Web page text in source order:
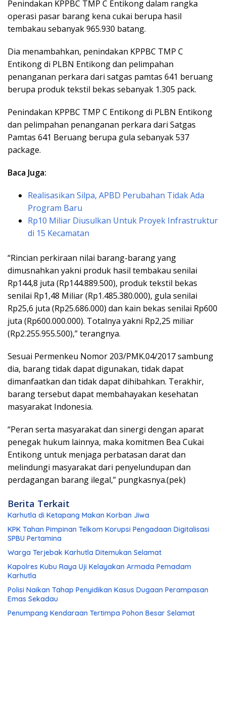
Penindakan KPPBC TMP C Entikong dalam rangka
operasi pasar barang kena cukai berupa hasil
tembakau sebanyak 965.930 batang.
Dia menambahkan, penindakan KPPBC TMP C
Entikong di PLBN Entikong dan pelimpahan
penanganan perkara dari satgas pamtas 641 beruang
berupa produk tekstil bekas sebanyak 1.305 pack.
Penindakan KPPBC TMP C Entikong di PLBN Entikong
dan pelimpahan penanganan perkara dari Satgas
Pamtas 641 Beruang berupa gula sebanyak 537
package.
Baca Juga:
Realisasikan Silpa, APBD Perubahan Tidak Ada
Program Baru
Rp10 Miliar Diusulkan Untuk Proyek Infrastruktur
di 15 Kecamatan
“Rincian perkiraan nilai barang-barang yang
dimusnahkan yakni produk hasil tembakau senilai
Rp144,8 juta (Rp144.889.500), produk tekstil bekas
senilai Rp1,48 Miliar (Rp1.485.380.000), gula senilai
Rp25,6 juta (Rp25.686.000) dan kain bekas senilai Rp600
juta (Rp600.000.000). Totalnya yakni Rp2,25 miliar
(Rp2.255.955.500),” terangnya.
Sesuai Permenkeu Nomor 203/PMK.04/2017 sambung
dia, barang tidak dapat digunakan, tidak dapat
dimanfaatkan dan tidak dapat dihibahkan. Terakhir,
barang tersebut dapat membahayakan kesehatan
masyarakat Indonesia.
“Peran serta masyarakat dan sinergi dengan aparat
penegak hukum lainnya, maka komitmen Bea Cukai
Entikong untuk menjaga perbatasan darat dan
melindungi masyarakat dari penyelundupan dan
perdagangan barang ilegal,” pungkasnya.(pek)
Berita Terkait
Karhutla di Ketapang Makan Korban Jiwa
KPK Tahan Pimpinan Telkom Korupsi Pengadaan Digitalisasi
SPBU Pertamina
Warga Terjebak Karhutla Ditemukan Selamat
Kapolres Kubu Raya Uji Kelayakan Armada Pemadam
Karhutla
Polisi Naikan Tahap Penyidikan Kasus Dugaan Perampasan
Emas Sekadau
Penumpang Kendaraan Tertimpa Pohon Besar Selamat